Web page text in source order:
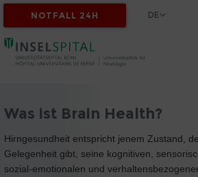
NOTFALL 24H DE
Was ist Brain Health?
Hirngesundheit entspricht jenem Zustand,
Gelegenheit gibt, seine kognitiven,
sozial-emotionalen und